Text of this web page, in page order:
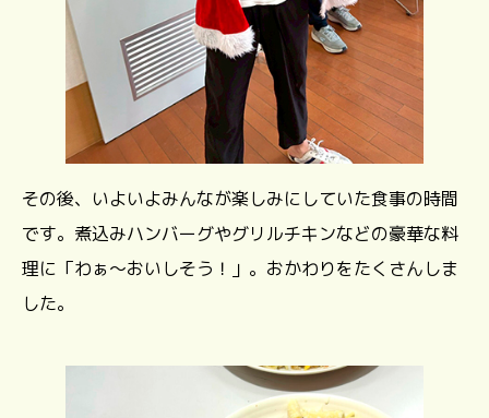
その後、いよいよみんなが楽しみにしていた食事の時間
です。煮込みハンバーグやグリルチキンなどの豪華な料
理に「わぁ～おいしそう！」。おかわりをたくさんしま
した。